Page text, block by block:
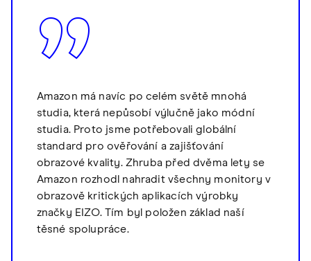
Amazon má navíc po celém světě mnohá
studia, která nepůsobí výlučně jako módní
studia. Proto jsme potřebovali globální
standard pro ověřování a zajišťování
obrazové kvality. Zhruba před dvěma lety se
Amazon rozhodl nahradit všechny monitory v
obrazově kritických aplikacích výrobky
značky EIZO. Tím byl položen základ naší
těsné spolupráce.